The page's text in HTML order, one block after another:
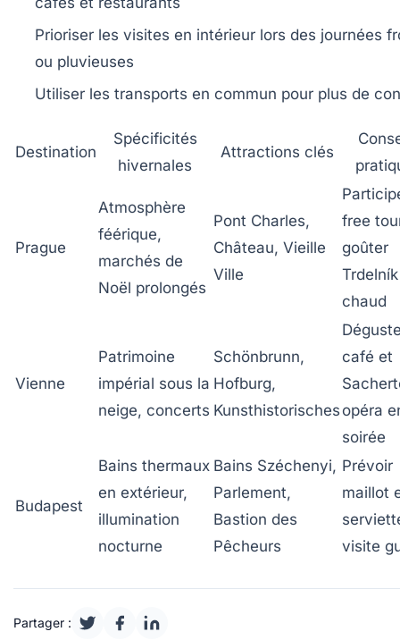
Prioriser les visites en intérieur lors des journées
ou pluvieuses
Utiliser les transports en commun pour plus de
Destination
Spécificités
hivernales
Attractions clés
Prague
Atmosphère
féérique,
marchés de
Noël prolongés
Pont Charles,
Château, Vieille
Ville
free
goûter
Trdelník
chaud
Vienne
Patrimoine
impérial sous la
neige, concerts
Schönbrunn,
Hofburg,
Kunsthistorisches
café et
opéra
soirée
Budapest
Bains thermaux
en extérieur,
illumination
nocturne
Bains Széchenyi,
Parlement,
Bastion des
Pêcheurs
Prévoir
maillot
visite
Partager :